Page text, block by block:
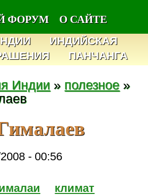
ФОРУМ
О САЙТЕ
ИНДИЙСКАЯ
ПАНЧАНГА
Индии » полезное »
- 00:56
климат